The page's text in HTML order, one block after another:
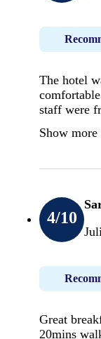
The hotel
staff were
Show more
4/10
Great
20mins